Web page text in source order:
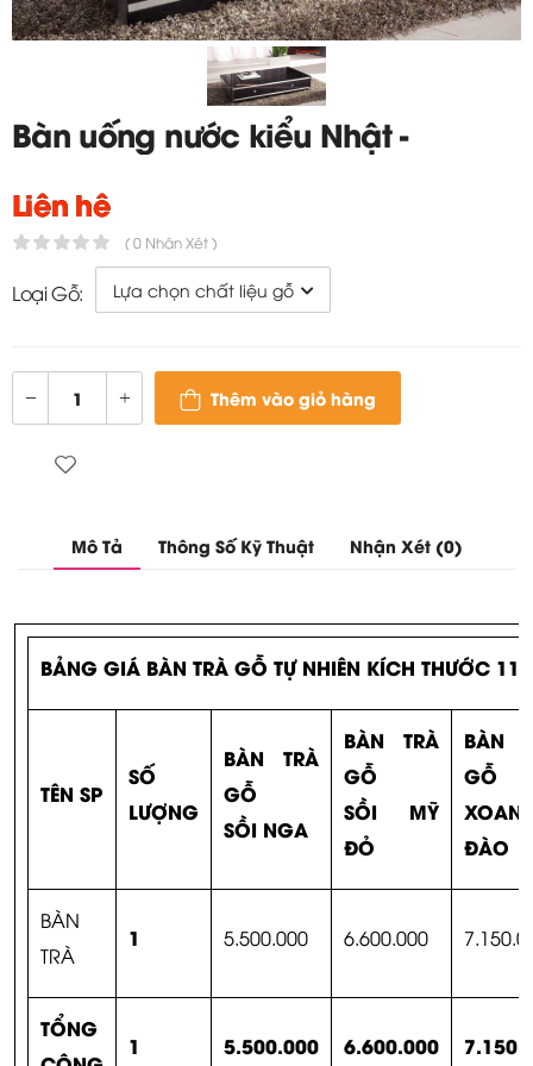
Bàn uống nước kiểu Nhật -
Liên hệ
( 0 Nhận Xét )
Loại Gỗ:
Thêm vào giỏ hàng
Mô Tả Thông Số Kỹ Thuật Nhận Xét (0)
BẢNG GIÁ BÀN TRÀ GỖ TỰ NHIÊN KÍCH THƯỚC
TÊN SP
SỐ
LƯỢNG
BÀN TRÀ
GỖ
SỒI NGA
BÀN TRÀ
GỖ
SỒI MỸ
ĐỎ
BÀN
GỖ
XOAN
ĐÀO
BÀN
TRÀ
1 5.500.000 6.600.000
TỔNG
1 5.500.000 6.600.000